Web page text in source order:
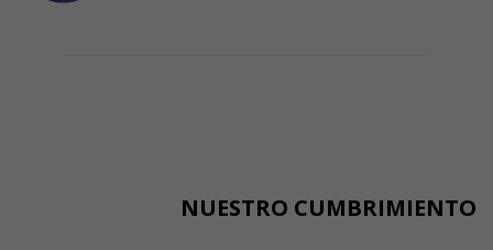
NUESTRO CUMBRIMIENTO